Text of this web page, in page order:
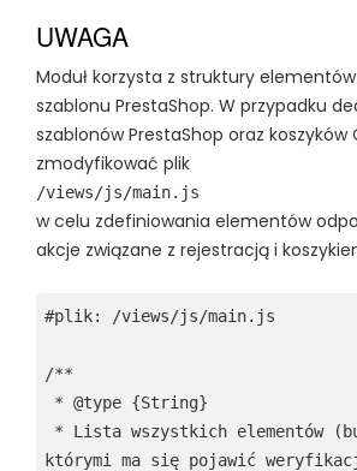
UWAGA
Moduł korzysta z struktury
szablonu PrestaShop. W przypadku
szablonów PrestaShop oraz koszyków
zmodyfikować plik
/views/js/main.js
w celu zdefiniowania elementów
akcje związane z rejestracją i
#plik: /views/js/main.js
/**
którymi ma się pojawić